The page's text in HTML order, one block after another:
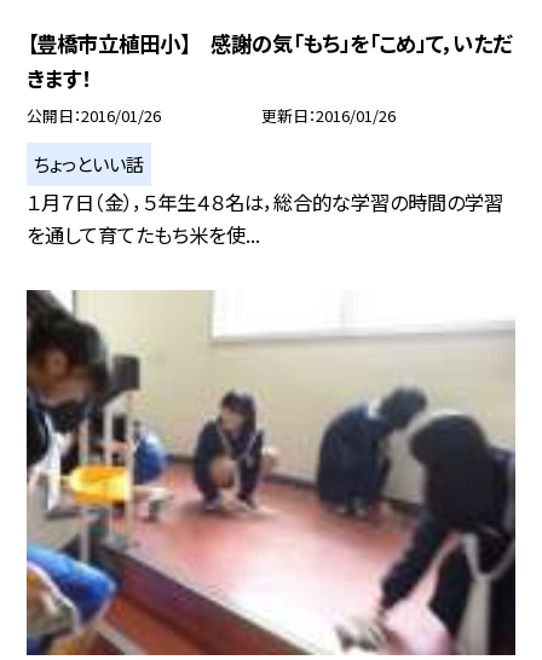
【豊橋市立植田小】 感謝の気「もち」を「こめ」て，いただ
きます！
公開日 2016/01/26 更新日 2016/01/26
ちょっといい話
１月７日（金），５年生４８名は，総合的な学習の時間の学習
を通して育てたもち米を使...